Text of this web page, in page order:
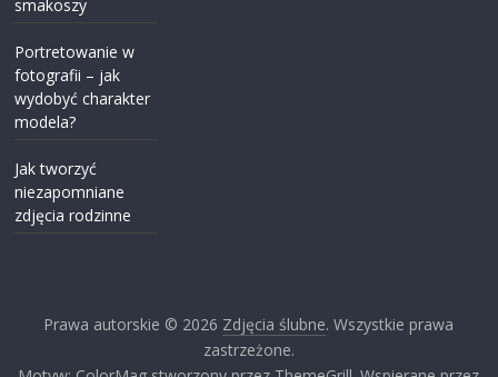
smakoszy
Portretowanie w
fotografii – jak
wydobyć charakter
modela?
Jak tworzyć
niezapomniane
zdjęcia rodzinne
Prawa autorskie © 2026 Zdjęcia ślubne. Wszystkie prawa
zastrzeżone.